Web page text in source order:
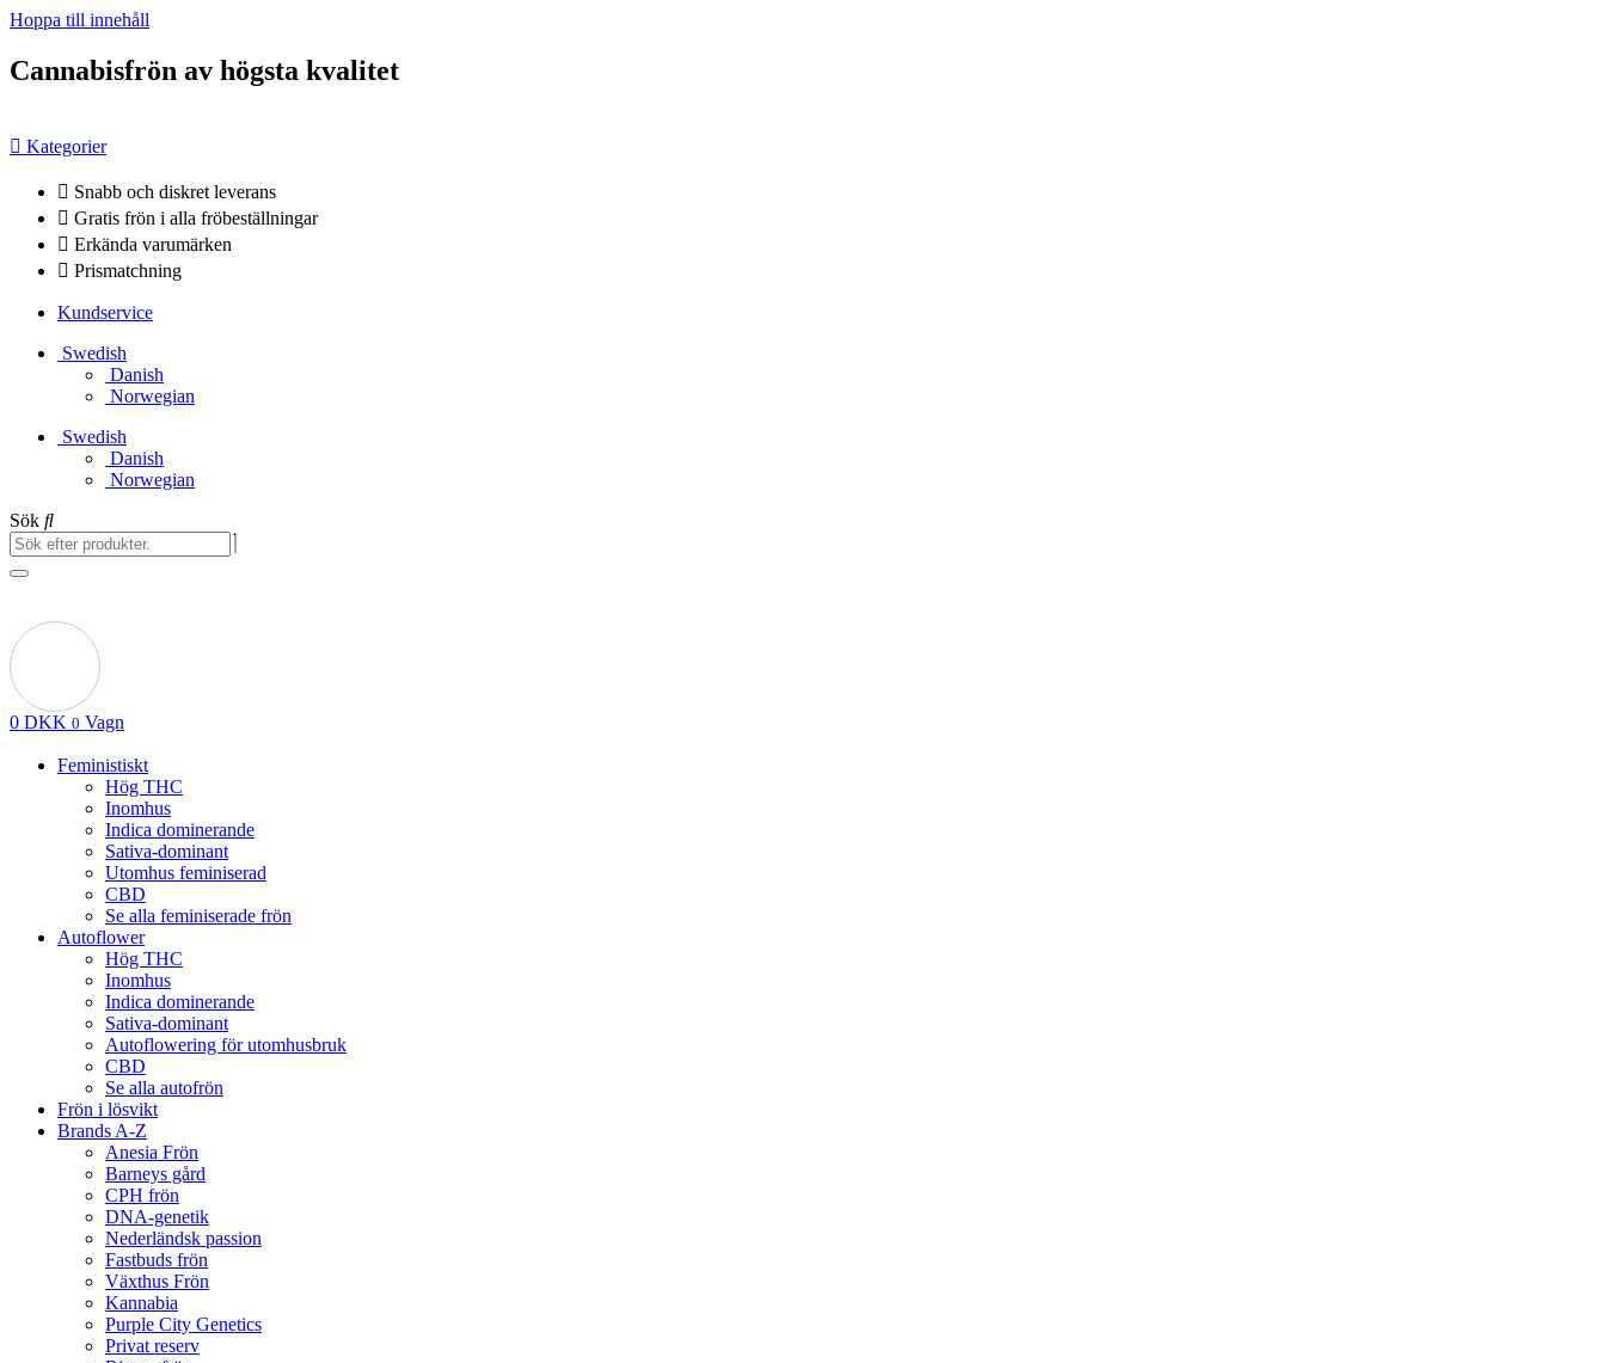
Hoppa till innehåll
Cannabisfrön av högsta kvalitet
Kategorier
Snabb och diskret leverans
Gratis frön i alla fröbeställningar
Erkända varumärken
Prismatchning
Kundservice
Swedish
Danish
Norwegian
Swedish
Danish
Norwegian
Sök
0 DKK 0 Vagn
Feministiskt
Hög THC
Inomhus
Indica dominerande
Sativa-dominant
Utomhus feminiserad
CBD
Se alla feminiserade frön
Autoflower
Hög THC
Inomhus
Indica dominerande
Sativa-dominant
Autoflowering för utomhusbruk
CBD
Se alla autofrön
Frön i lösvikt
Brands A-Z
Anesia Frön
Barneys gård
CPH frön
DNA-genetik
Nederländsk passion
Fastbuds frön
Växthus Frön
Kannabia
Purple City Genetics
Privat reserv